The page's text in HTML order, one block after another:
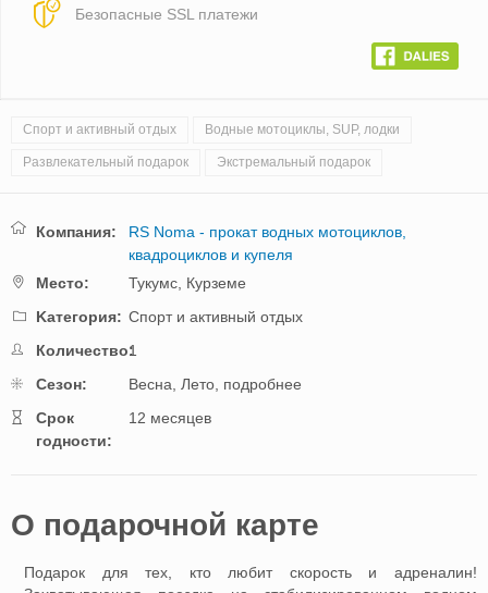
Безопасные SSL платежи
Спорт и активный отдых Водные мотоциклы, SUP, лодки
Развлекательный подарок Экстремальный подарок
Компания:
RS Noma - прокат водных мотоциклов,
квадроциклов и купеля
Mестo:
Тукумс, Курземе
Kатегория: Спорт и активный отдых
Количество:1
Cезон:
Весна, Лето, подробнее
Cрок
годности:
12 месяцев
O подарочной картe
Подарок для тех, кто любит скорость и адреналин!